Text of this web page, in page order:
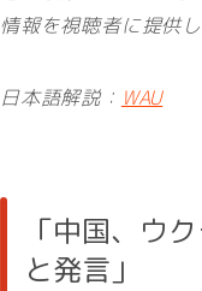
情報を視聴者に提供
日本語解説： WAU
「中国、ウ
と発言」